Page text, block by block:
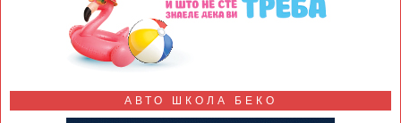
АВТО ШКОЛА БЕКО